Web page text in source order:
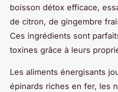
boisson détox efficace,
de citron, de gingembre
Ces ingrédients sont
toxines grâce à leurs
Les aliments énergisants
épinards riches en fer, les